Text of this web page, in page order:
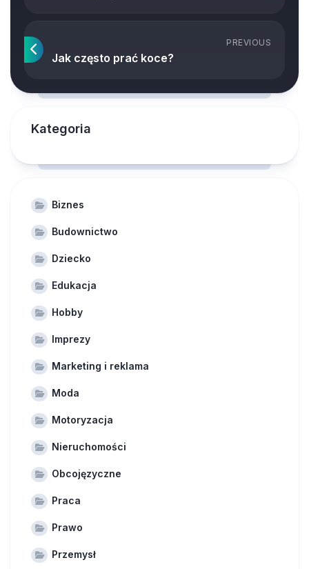
PREVIOUS
Jak często prać koce?
Kategoria
Biznes
Budownictwo
Dziecko
Edukacja
Hobby
Imprezy
Marketing i reklama
Moda
Motoryzacja
Nieruchomości
Obcojęzyczne
Praca
Prawo
Przemysł